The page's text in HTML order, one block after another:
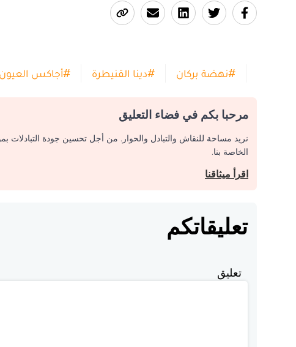
#نهضة بركان #دينا القنيطرة #أجاكس العيون
مرحبا بكم في فضاء التعليق
نريد مساحة للنقاش والتبادل والحوار. من أجل تحسين جودة التبادلات
الخاصة بنا.
اقرأ ميثاقنا
تعليقاتكم
تعليق